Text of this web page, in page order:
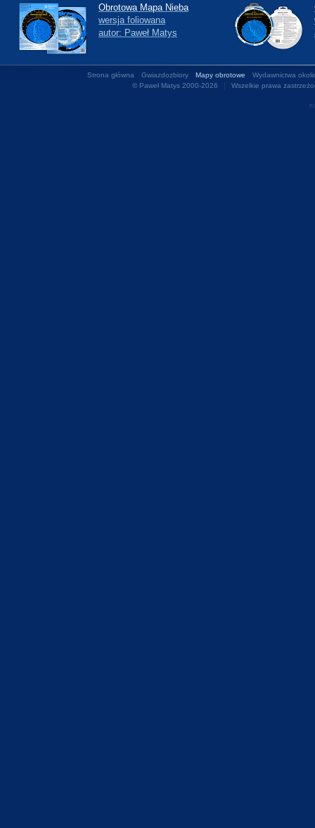
Obrotowa Mapa Nieba
wersja foliowana
autor: Paweł Matys
Strona główna Gwiazdozbiory Mapy obrotowe
Wydawnictwa
© Paweł Matys 2000-2026
Wszelkie prawa